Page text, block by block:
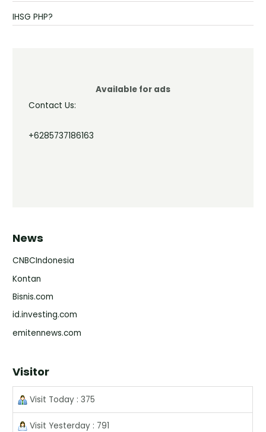
IHSG PHP?
Available for ads
Contact Us:
+6285737186163
News
CNBCIndonesia
Kontan
Bisnis.com
id.investing.com
emitennews.com
Visitor
Visit Today : 375
Visit Yesterday : 791